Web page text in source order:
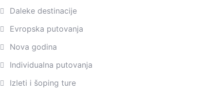
Daleke destinacije
Evropska putovanja
Nova godina
Individualna putovanja
Izleti i šoping ture